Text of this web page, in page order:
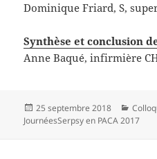
Dominique Friard, S,
Synthèse et conclusion
Anne Baqué, infirmière
Publié
le
25 septembre 2018
JournéesSerpsy en PACA 2017